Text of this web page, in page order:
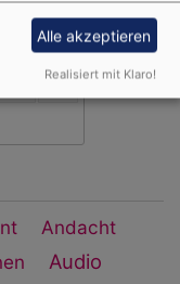
15
16
22
23
Andacht
Audio
Alle akzeptieren
Realisiert mit Klaro!